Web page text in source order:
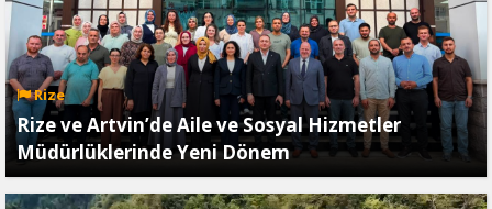
Rize
Rize ve Artvin’de Aile ve Sosyal Hizmetler
Müdürlüklerinde Yeni Dönem